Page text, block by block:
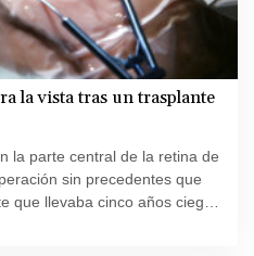
la vista tras un trasplante
la parte central de la retina de
sin precedentes que
que llevaba cinco años ciega,